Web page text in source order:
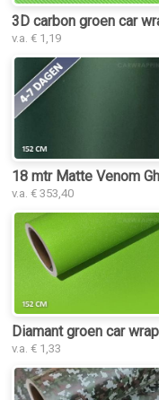
3D carbon groen car
v.a. € 1,19
18 mtr Matte Venom
v.a. € 353,40
Diamant groen car
v.a. € 1,33